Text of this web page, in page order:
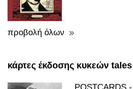
προβολή όλων
κάρτες έκδοσης κυκεών tales